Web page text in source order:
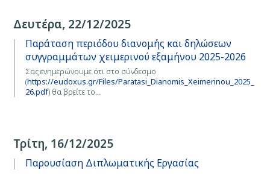
Δευτέρα, 22/12/2025
Παράταση περιόδου διανομής και δηλώσεων
συγγραμμάτων χειμερινού εξαμήνου 2025-2026
Σας ενημερώνουμε ότι στο σύνδεσμο
(https://eudoxus.gr/Files/Paratasi_Dianomis_Xeimerinou_2025_
26.pdf) θα βρείτε το…
Τρίτη, 16/12/2025
Παρουσίαση Διπλωματικής Εργασίας